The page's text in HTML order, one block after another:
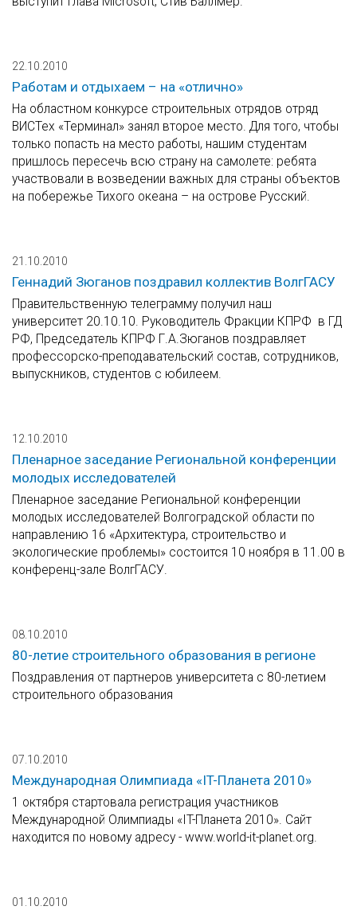
22.10.2010
Работам и отдыхаем – на «отлично»
На областном конкурсе строительных отрядов отряд
ВИСТех «Терминал» занял второе место. Для того, чтобы
только попасть на место работы, нашим студентам
пришлось пересечь всю страну на самолете: ребята
участвовали в возведении важных для страны объектов
на побережье Тихого океана – на острове Русский.
21.10.2010
Геннадий Зюганов поздравил коллектив ВолгГАСУ
Правительственную телеграмму получил наш
университет 20.10.10. Руководитель Фракции КПРФ в ГД
РФ, Председатель КПРФ Г.А.Зюганов поздравляет
профессорско-преподавательский состав, сотрудников,
выпускников, студентов с юбилеем.
12.10.2010
Пленарное заседание Региональной конференции
молодых исследователей
Пленарное заседание Региональной конференции
молодых исследователей Волгоградской области по
направлению 16 «Архитектура, строительство и
экологические проблемы» состоится 10 ноября в 11.00 в
конференц-зале ВолгГАСУ.
08.10.2010
80-летие строительного образования в регионе
Поздравления от партнеров университета с 80-летием
строительного образования
07.10.2010
Международная Олимпиада «IT-Планета 2010»
1 октября стартовала регистрация участников
Международной Олимпиады «IT-Планета 2010». Сайт
находится по новому адресу - www.world-it-planet.org.
01.10.2010